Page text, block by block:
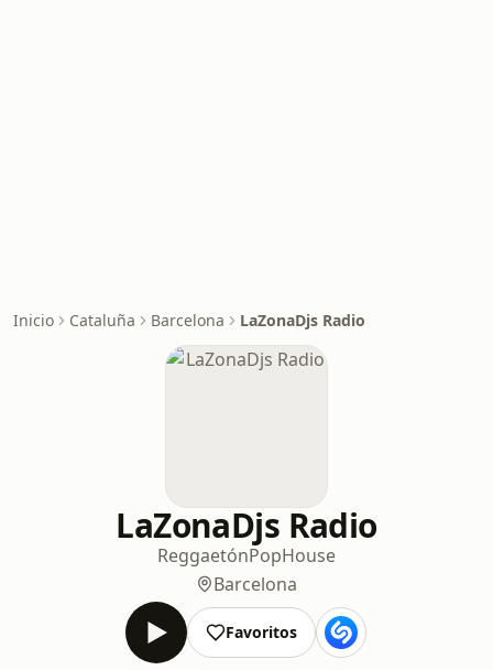
Inicio Cataluña Barcelona LaZonaDjs Radio
LaZonaDjs Radio
ReggaetónPopHouse
Barcelona
Favoritos